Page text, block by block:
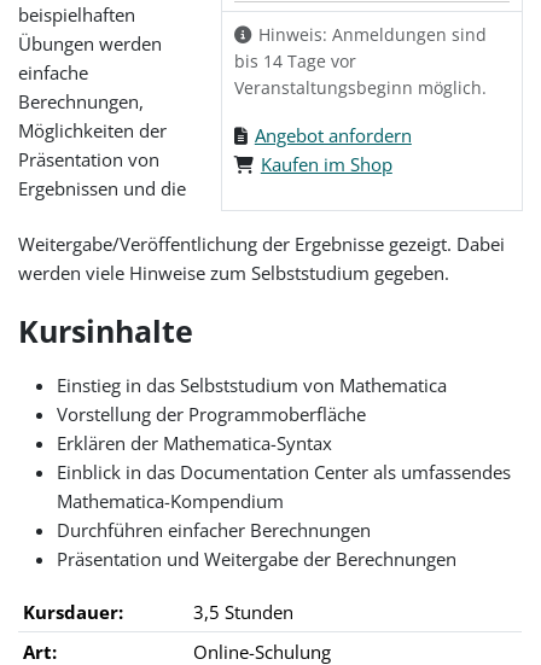
Hinweis: Anmeldungen sind
bis 14 Tage vor
Veranstaltungsbeginn möglich.
Angebot anfordern
Kaufen im Shop
beispielhaften
Übungen werden
einfache
Berechnungen,
Möglichkeiten der
Präsentation von
Ergebnissen und die
Weitergabe/Veröffentlichung der Ergebnisse gezeigt. Dabei
werden viele Hinweise zum Selbststudium gegeben.
Kursinhalte
Einstieg in das Selbststudium von Mathematica
Vorstellung der Programmoberfläche
Erklären der Mathematica-Syntax
Einblick in das Documentation Center als umfassendes
Mathematica-Kompendium
Durchführen einfacher Berechnungen
Präsentation und Weitergabe der Berechnungen
Kursdauer:
3,5 Stunden
Art:
Online-Schulung